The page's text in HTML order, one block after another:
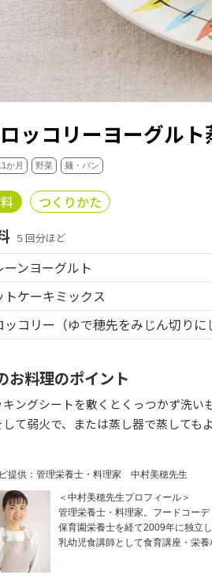
ッコリーヨーグルト
か月 野菜 麺・パン
つくりかた
５回分ほど
ーンヨーグルト
トケーキミックス
ッコリー（ゆで穂先をみじん切りに
お料理のポイント
キングシートを敷くとくっつかず洗
て弱火で、または蒸し器で蒸してもよ
提供：管理栄養士・料理家 中村美穂先生
＜中村美穂先生プロフィール＞
管理栄養士・料理家。フードコー
保育園栄養士を経て2009年に独立
乳幼児食講師として食育講座・栄